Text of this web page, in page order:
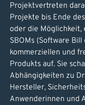
Projektvertreten
Projekte bis Ende
oder die Möglichkeit,
SBOMs (Software
kommerziellen und
Produkts auf. Sie
Abhängigkeiten zu
Hersteller,
Anwenderinnen und